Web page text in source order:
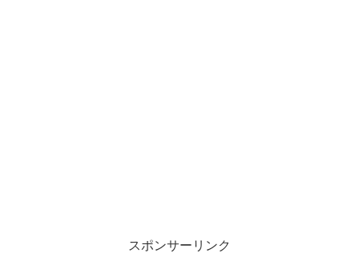
スポンサーリンク